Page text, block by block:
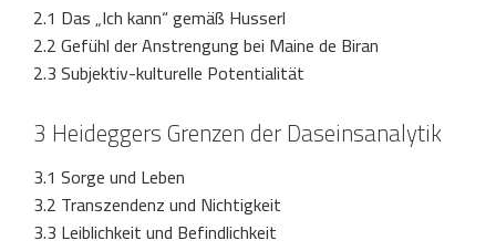
2.1 Das „Ich kann“ gemäß Husserl
2.2 Gefühl der Anstrengung bei Maine de Biran
2.3 Subjektiv-kulturelle Potentialität
3 Heideggers Grenzen der Daseinsanalytik
3.1 Sorge und Leben
3.2 Transzendenz und Nichtigkeit
3.3 Leiblichkeit und Befindlichkeit